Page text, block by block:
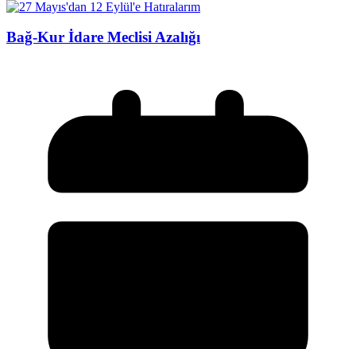
Bağ-Kur İdare Meclisi Azalığı